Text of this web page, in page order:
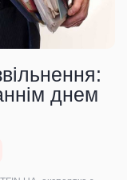
днем